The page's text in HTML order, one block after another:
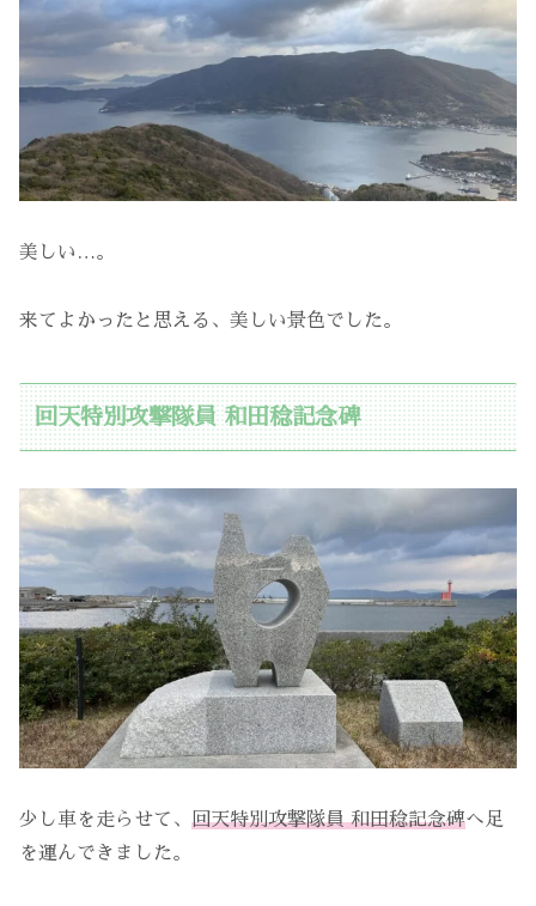
美しい…。
来てよかったと思える、美しい景色でした。
回天特別攻撃隊員 和田稔記念碑
少し車を走らせて、 回天特別攻撃隊員 和田稔記念碑へ足
を運んできました。